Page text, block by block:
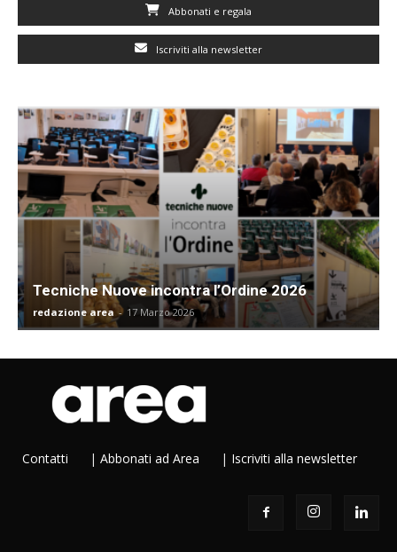
Abbonati e regala
Iscriviti alla newsletter
Tecniche Nuove incontra l’Ordine 2026
redazione area - 17 Marzo 2026
Contatti | Abbonati ad Area | Iscriviti alla newsletter